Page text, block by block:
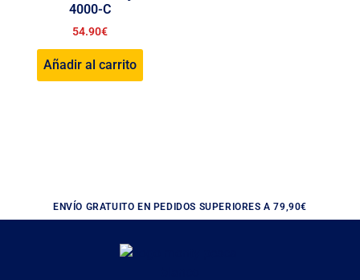
4000-C
54.90€
Añadir al carrito
ENVÍO GRATUITO EN PEDIDOS SUPERIORES A 79,90€